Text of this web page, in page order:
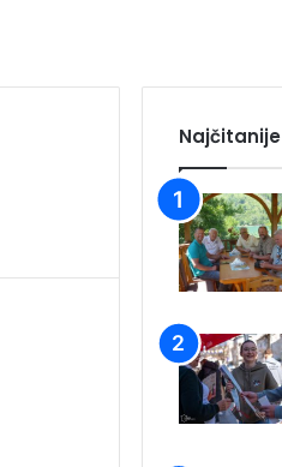
Najčitanije